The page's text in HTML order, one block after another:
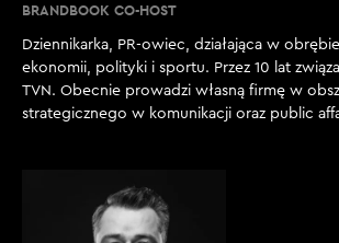
BRANDBOOK CO-HOST
Dziennikarka, PR-owiec, działająca w
ekonomii, polityki i sportu. Przez 10 lat
TVN. Obecnie prowadzi własną firmę w
strategicznego w komunikacji oraz public